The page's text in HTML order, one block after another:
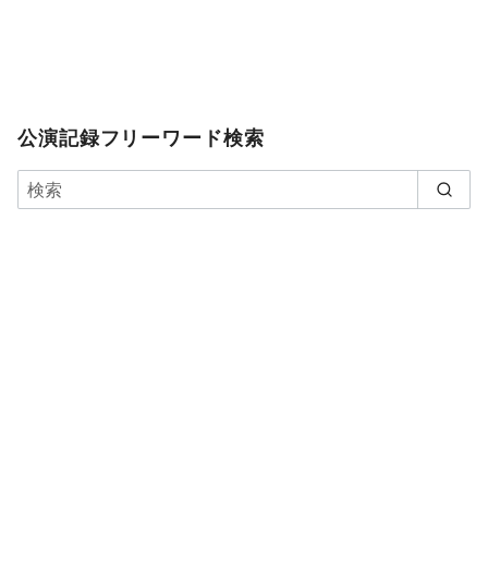
公演記録フリーワード検索